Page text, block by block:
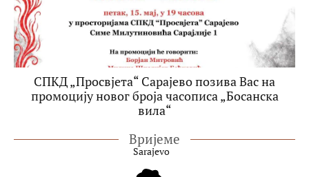
СПКД „Просвјета“ Сарајево позива Вас на
промоцију новог броја часописа „Босанска
вила“
Вријеме
Sarajevo